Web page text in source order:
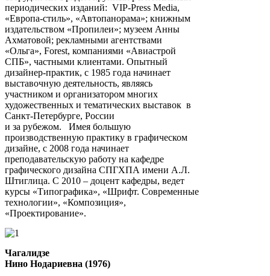
периодических изданий: VIP-Press Media,
«Европа-стиль», «Автопанорама»; книжным
издательством «Пропилеи»; музеем Анны
Ахматовой; рекламными агентствами
«Ольга», Forest, компаниями «Авиастрой
СПБ», частными клиентами. Опытный
дизайнер-практик, с 1985 года начинает
выставочную деятельность, являясь
участником и организатором многих
художественных и тематических выставок в
Санкт-Петербурге, России
и за рубежом. Имея большую
производственную практику в графическом
дизайне, с 2008 года начинает
преподавательскую работу на кафедре
графического дизайна СПГХПА имени А.Л.
Штиглица. С 2010 – доцент кафедры, ведет
курсы «Типографика», «Шрифт. Современные
технологии», «Композиция»,
«Проектирование».
Чагалидзе
Нино Нодариевна (1976)